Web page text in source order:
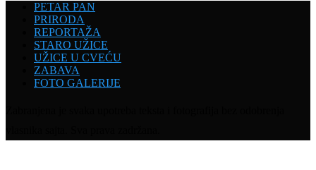
PETAR PAN
PRIRODA
REPORTAŽA
STARO UŽICE
UŽICE U CVEĆU
ZABAVA
FOTO GALERIJE